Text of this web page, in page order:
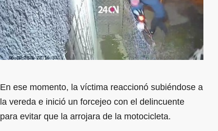
En ese momento, la víctima reaccionó subiéndose a
la vereda e inició un forcejeo con el delincuente
para evitar que la arrojara de la motocicleta.